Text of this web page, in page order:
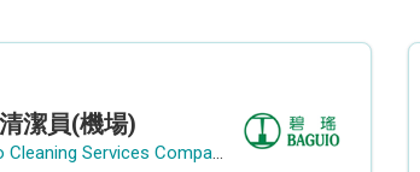
潔員(機場)
Baguio Cleaning Services Company Limited